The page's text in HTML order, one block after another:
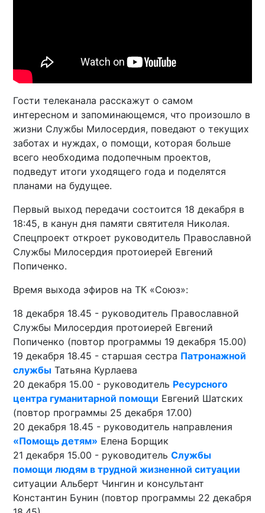
Гости телеканала расскажут о самом
интересном и запоминающемся, что произошло в
жизни Службы Милосердия, поведают о текущих
заботах и нуждах, о помощи, которая больше
всего необходима подопечным проектов,
подведут итоги уходящего года и поделятся
планами на будущее.
Первый выход передачи состоится 18 декабря в
18:45, в канун дня памяти святителя Николая.
Спецпроект откроет руководитель Православной
Службы Милосердия протоиерей Евгений
Попиченко.
Время выхода эфиров на ТК «Союз»:
18 декабря 18.45 - руководитель Православной
Службы Милосердия протоиерей Евгений
Попиченко (повтор программы 19 декабря 15.00)
19 декабря 18.45 - старшая сестра Патронажной
службы Татьяна Курлаева
20 декабря 15.00 - руководитель Ресурсного
центра гуманитарной помощи Евгений Шатских
(повтор программы 25 декабря 17.00)
20 декабря 18.45 - руководитель направления
«Помощь детям» Елена Борщик
21 декабря 15.00 - руководительСлужбы
помощи людям в трудной жизненной ситуации
ситуации Альберт Чингин и консультант
Константин Бунин (повтор программы 22 декабря